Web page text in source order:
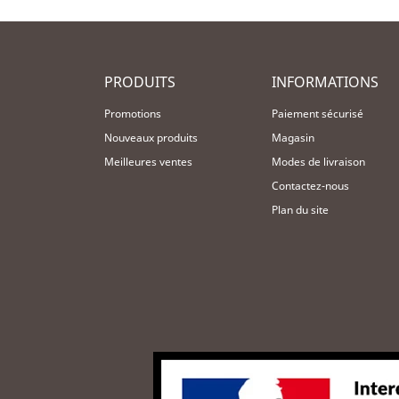
PRODUITS
Promotions
Nouveaux produits
Meilleures ventes
INFORMATIONS
Paiement sécurisé
Magasin
Modes de livraison
Contactez-nous
Plan du site